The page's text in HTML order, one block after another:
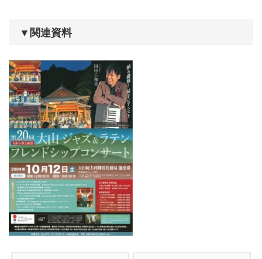
▼関連資料